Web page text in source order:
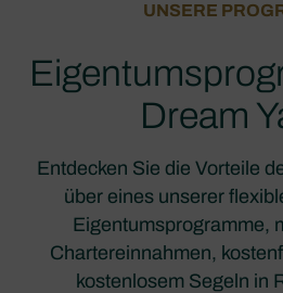
UNSERE
Dream
Entdecken Sie die Vorteile
über eines unserer
Eigentumsprogramme,
Chartereinnahmen,
kostenlosem Segeln in